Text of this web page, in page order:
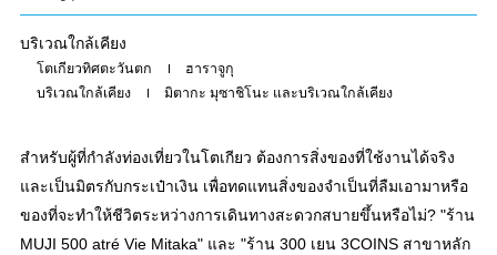
บริเวณใกล้เคียง
โตเกียวทิศตะวันตก
ฮาราจูกุ
บริเวณใกล้เคียง
มิตากะ มุซาชิโนะ และบริเวณใกล้เคียง
สำหรับผู้ที่กำลังท่องเที่ยวในโตเกียว ต้องการสิ่งของที่ใช้งานได้จริง
และเป็นมิตรกับกระเป๋าเงิน เพื่อทดแทนสิ่งของจำเป็นที่ลืมเอามาหรือ
ของที่จะทำให้ชีวิตระหว่างการเดินทางสะดวกสบายขึ้นหรือไม่? "ร้าน
MUJI 500 atré Vie Mitaka" และ "ร้าน 300 เยน 3COINS สาขาหลัก